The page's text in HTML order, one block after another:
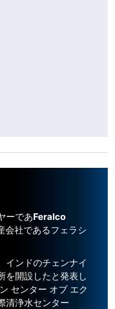
ーであFeralco
会社であるフェラシ
インドのチェンナイ
を開設したと発表し
センター オブ エク
清浄水センター